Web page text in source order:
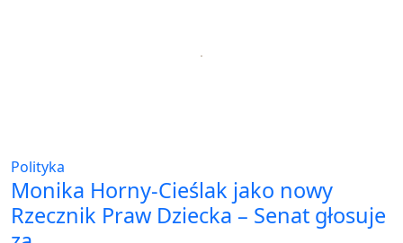
Polityka
Monika Horny-Cieślak jako nowy
Rzecznik Praw Dziecka – Senat głosuje